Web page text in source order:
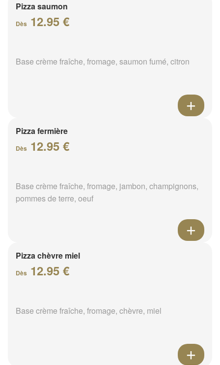
Pizza saumon
Dès 12.95 €
Base crème fraîche, fromage, saumon fumé, citron
Pizza fermière
Dès 12.95 €
Base crème fraîche, fromage, jambon, champignons,
pommes de terre, oeuf
Pizza chèvre miel
Dès 12.95 €
Base crème fraîche, fromage, chèvre, miel